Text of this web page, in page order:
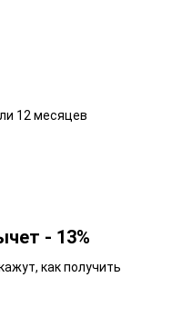
12 месяцев
- 13%
как получить